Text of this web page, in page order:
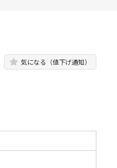
気になる（値下げ通知）